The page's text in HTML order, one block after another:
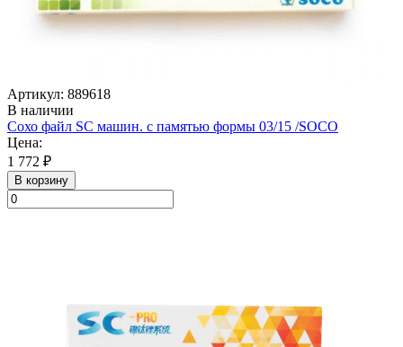
Артикул: 889618
В наличии
Сохо файл SC машин. с памятью формы 03/15 /SOСO
Цена:
1 772 ₽
В корзину